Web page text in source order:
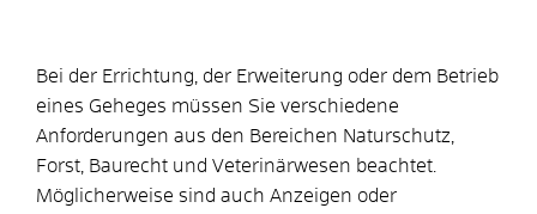
Bei der Errichtung, der Erweiterung oder dem Betrieb
eines Geheges müssen Sie verschiedene
Anforderungen aus den Bereichen Naturschutz,
Forst, Baurecht und Veterinärwesen beachtet.
Möglicherweise sind auch Anzeigen oder